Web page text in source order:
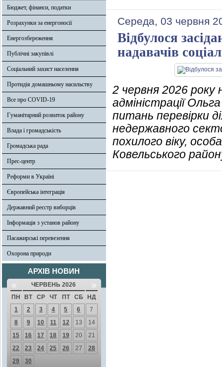
Бюджет, фінанси, податки
Розрахунки за енергоносії
Енергозбереження
Публічні закупівлі
Соціальний захист населення
Протидія домашньому насильству
Все про COVID-19
Гуманітарний розвиток району
Влада і громадськість
Громадська рада
Прес-центр
Реформи в Україні
Європейська інтеграція
Державний реєстр виборців
Інформація з установ району
Пасажирські перевезення
Охорона природи
АРХІВ НОВИН
« ЧЕРВЕНЬ 2026 »
ПН ВТ СР ЧТ ПТ СБ
НД
1
2 3 4 5 6
7
8
9 10 11 12 13
14
15
16 17 18 19 20
21
22
23 24 25 26 27
28
29
30
Середа, 03 червня
Відбулося
надавачів
2 червня 2026 року
адміністрації
питань перевірки
недержавного
похилого віку,
Ковельського